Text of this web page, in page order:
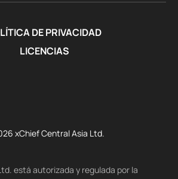
DE PRIVACIDAD
LICENCIAS
xChief Central Asia Ltd.
está autorizada y regulada por la